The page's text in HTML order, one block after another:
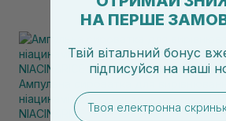
Ампульна сироватка для
ніацинамідом та екстрактом рису
NIACIN&RICE Ampoule 30 мл
НА ПЕРШЕ
Твій вітальний бонус
підписуйся на наші
email